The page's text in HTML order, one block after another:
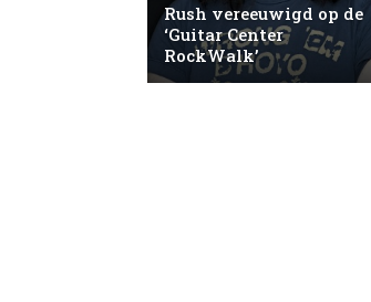
Rush vereeuwigd op de
‘Guitar Center
RockWalk’